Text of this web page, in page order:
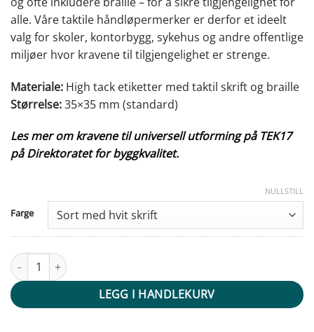
alle. Våre taktile håndløpermerker er derfor et ideelt
valg for skoler, kontorbygg, sykehus og andre offentlige
miljøer hvor kravene til tilgjengelighet er strenge.
Materiale: High tack etiketter med taktil skrift og braille
Størrelse:35×35 mm (standard)
Les mer om kravene til universell utforming på TEK17
på Direktoratet for byggkvalitet.
Farge
NULLSTILL
Taktile håndløper merker - 0 - velg farge antall
LEGG I HANDLEKURV